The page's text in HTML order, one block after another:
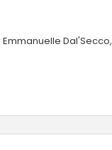
Dal'Secco,